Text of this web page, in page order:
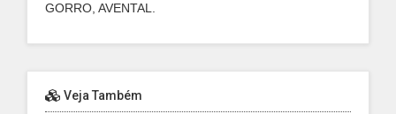
GORRO, AVENTAL.
Veja Também